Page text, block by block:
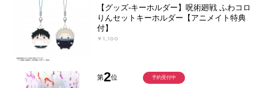
【グッズ-キーホルダー】呪術廻戦 ふわコロ
りんセットキーホルダー【アニメイト特典
付】
￥1,100
第2位 予約受付中